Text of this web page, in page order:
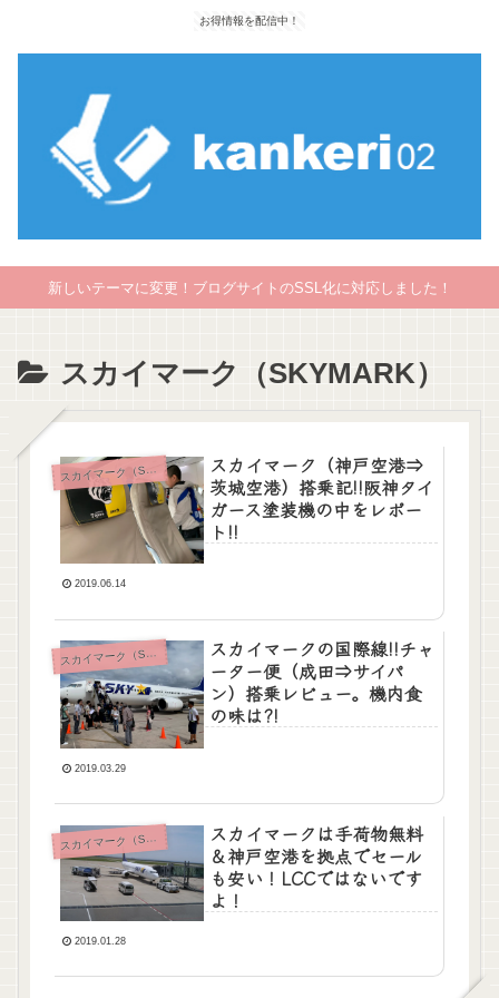
お得情報を配信中！
新しいテーマに変更！ブログサイトのSSL化に対応しました！
スカイマーク（SKYMARK）
スカイマーク（SKYMARK）
スカイマーク（神戸空港⇒
茨城空港）搭乗記!!阪神タイ
ガース塗装機の中をレポー
ト!!
2019.06.14
スカイマーク（SKYMARK）
スカイマークの国際線!!チャ
ーター便（成田⇒サイパ
ン）搭乗レビュー。機内食
の味は?!
2019.03.29
スカイマーク（SKYMARK）
スカイマークは手荷物無料
＆神戸空港を拠点でセール
も安い！LCCではないです
よ！
2019.01.28